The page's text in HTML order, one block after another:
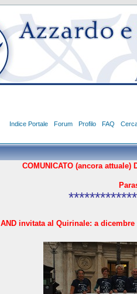
Indice Portale Forum Profilo FAQ
COMUNICATO (ancora attuale)
AND invitata al Quirinale: a